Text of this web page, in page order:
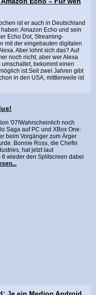
ist er auch in Deutschland
Amazon Echo und sein
Echo Dot, Streaming-
mit der eingebauten digitalen
Aber lohnt sich das? Auf
noch nicht, aber wer Alexa
bekommt einen
ist.Seit zwei Jahren gibt
in den USA, mittlerweile ist
'07!Wahrscheinlich noch
Saga auf PC und XBox One:
beim Vorgänger zum Ärger
Bonnie Ross, die Chefin
hat jetzt laut
wieder den Splitscreen dabei